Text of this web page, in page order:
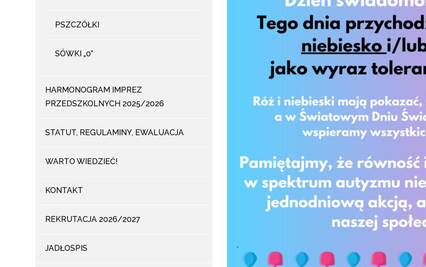
PSZCZÓŁKI
SÓWKI „0”
HARMONOGRAM IMPREZ
PRZEDSZKOLNYCH 2025/2026
STATUT, REGULAMINY, EWALUACJA
WARTO WIEDZIEĆ!
KONTAKT
REKRUTACJA 2026/2027
JADŁOSPIS